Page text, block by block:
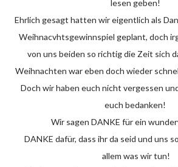
lesen geben!
Ehrlich gesagt hatten wir eigentlich als Dankeschön für euch ein
Weihnacvhtsgewinnspiel geplant, doch
von uns beiden so richtig die Zeit sich
Weihnachten war eben doch wieder
Doch wir haben euch nicht vergessen und wollen uns nun bei
euch bedanken!
Wir sagen DANKE für ein
DANKE dafür, dass ihr da seid und uns so toll unterstützt in
allem was wir tun!